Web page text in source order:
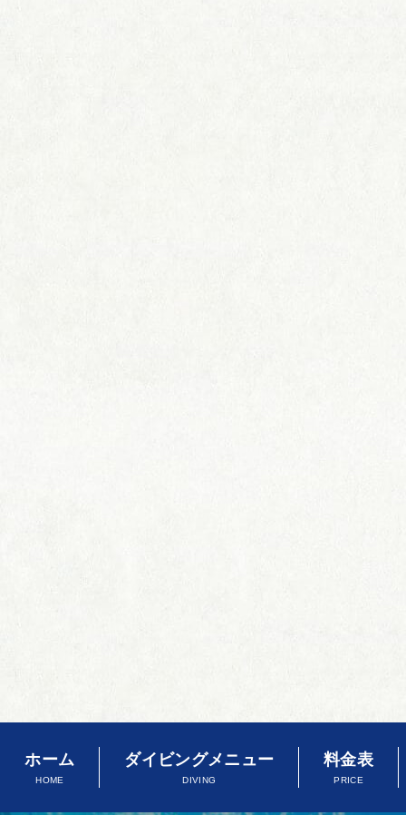
ホーム
HOME
ダイビングメニュー
DIVING
料金表
PRICE